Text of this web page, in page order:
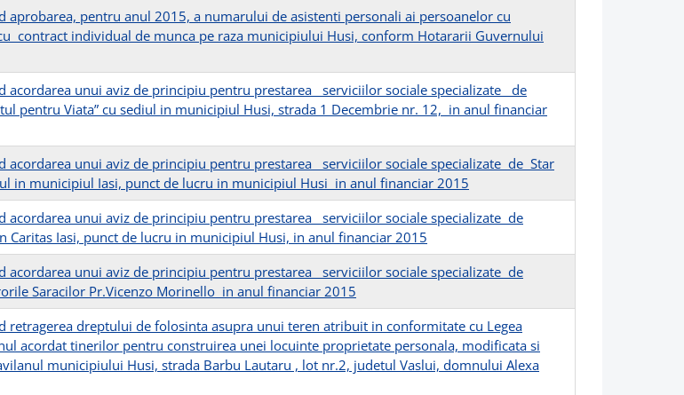
pentru anul 2015, a numarului de asistenti personali ai persoanelor cu
contract individual de munca pe raza municipiului Husi, conform Hotararii Guvernului
acordarea unui aviz de principiu pentru prestarea serviciilor sociale specializate de
pentru Viata” cu sediul in municipiul Husi, strada 1 Decembrie nr. 12, in anul financiar
acordarea unui aviz de principiu pentru prestarea serviciilor sociale specializate de Star
in municipiul Iasi, punct de lucru in municipiul Husi in anul financiar 2015
acordarea unui aviz de principiu pentru prestarea serviciilor sociale specializate de
Caritas Iasi, punct de lucru in municipiul Husi, in anul financiar 2015
acordarea unui aviz de principiu pentru prestarea serviciilor sociale specializate de
Saracilor Pr.Vicenzo Morinello in anul financiar 2015
retragerea dreptului de folosinta asupra unui teren atribuit in conformitate cu Legea
acordat tinerilor pentru construirea unei locuinte proprietate personala, modificata si
municipiului Husi, strada Barbu Lautaru , lot nr.2, judetul Vaslui, domnului Alexa